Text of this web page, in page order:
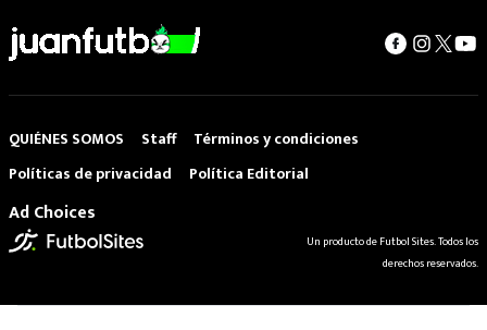
QUIÉNES SOMOS Staff
Términos y condiciones
Políticas de privacidad
Política Editorial
Ad Choices
Un producto de Futbol Sites. Todos los
derechos reservados.